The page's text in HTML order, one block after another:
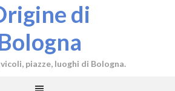
di
piazze, luoghi di Bologna.